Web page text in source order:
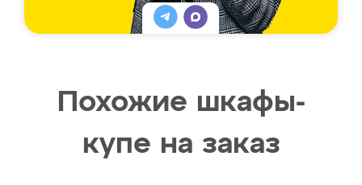
Похожие шкафы-
купе на заказ